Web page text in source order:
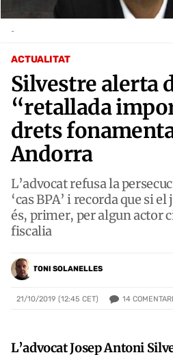
ACTUALITAT
Silvestre alerta
“retallada
drets
Andorra
L’advocat refusa la
‘cas BPA’ i recorda que si
és, primer, per algun actor
fiscalia
TONI SOLANELLES
21/10/2019 (12:45 CET) 14
-
L’advocat Josep Antoni